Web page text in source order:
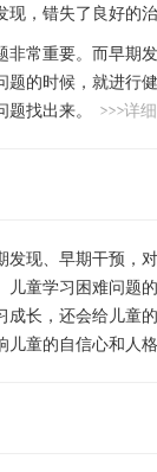
，错失了良好的治
非常重要。而早期
题的时候，就进行
题找出来。 >>>详细
发现、早期干预，
儿童学习困难问题
成长，还会给儿童
儿童的自信心和人